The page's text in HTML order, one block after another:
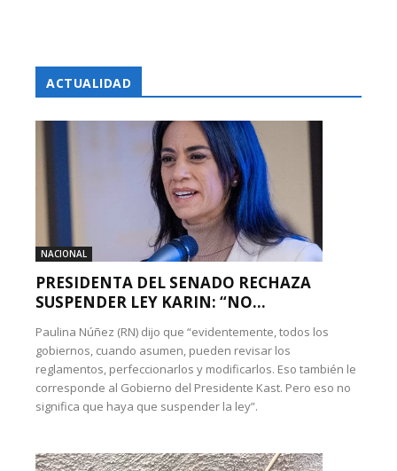
ACTUALIDAD
NACIONAL
PRESIDENTA DEL SENADO RECHAZA
SUSPENDER LEY KARIN: “NO...
Paulina Núñez (RN) dijo que “evidentemente, todos los
gobiernos, cuando asumen, pueden revisar los
reglamentos, perfeccionarlos y modificarlos. Eso también le
corresponde al Gobierno del Presidente Kast. Pero eso no
significa que haya que suspender la ley”.